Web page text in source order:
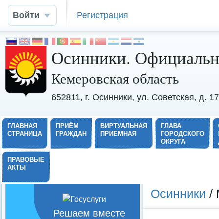
Войти Регистрация
Осинники.
Кемеровская область
652811, г. Осинники, ул. Советская, д.
ГЛАВНАЯ
СТРАНИЦА
ПРИЁМ
ГРАЖДАН
ВИРТУАЛЬНАЯ
ПРИЕМНАЯ
ГЛАВА
ГОРОДСКОГО
ОКРУГА
ПРАВОВЫЕ
АКТЫ
Осинники /
Решаем вместе